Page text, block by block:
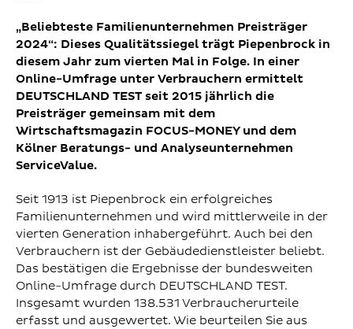
„Beliebteste Familienunternehmen Preisträger
2024“: Dieses Qualitätssiegel trägt Piepenbrock in
diesem Jahr zum vierten Mal in Folge. In einer
Online-Umfrage unter Verbrauchern ermittelt
DEUTSCHLAND TEST seit 2015 jährlich die
Preisträger gemeinsam mit dem
Wirtschaftsmagazin FOCUS-MONEY und dem
Kölner Beratungs- und Analyseunternehmen
ServiceValue.
Seit 1913 ist Piepenbrock ein erfolgreiches
Familienunternehmen und wird mittlerweile in der
vierten Generation inhabergeführt. Auch bei den
Verbrauchern ist der Gebäudedienstleister beliebt.
Das bestätigen die Ergebnisse der bundesweiten
Online-Umfrage durch DEUTSCHLAND TEST.
Insgesamt wurden 138.531 Verbraucherurteile
erfasst und ausgewertet. Wie beurteilen Sie aus